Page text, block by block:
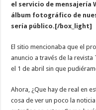
el servicio de mensajería
álbum fotográfico de
sería público.[/box_light]
El sitio mencionaba que el
anuncio a través de la
el 1 de abril sin que
Ahora, ¿Que hay de real en
cosa de ver un poco la